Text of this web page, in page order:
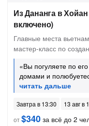
Из Дананга в
включено)
Главные места
мастер-класс по
«Вы погуляете по
домами и
Завтра в 13:30
13 авг в
от$340 за всё до 2